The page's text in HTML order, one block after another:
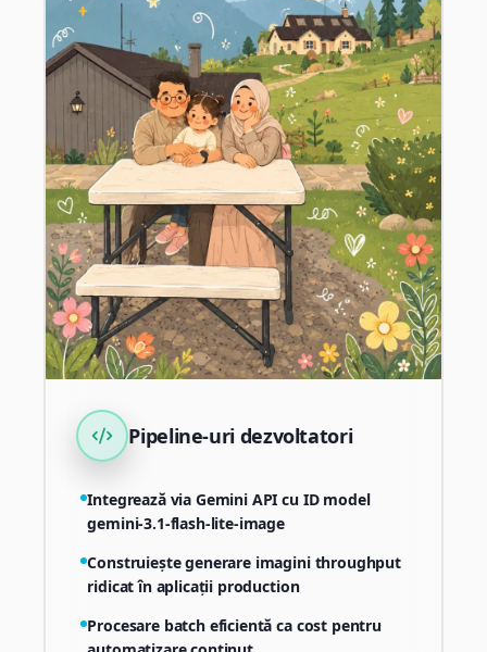
Pipeline-uri dezvoltatori
Integrează via Gemini API cu ID model
gemini-3.1-flash-lite-image
Construiește generare imagini throughput
ridicat în aplicații production
Procesare batch eficientă ca cost pentru